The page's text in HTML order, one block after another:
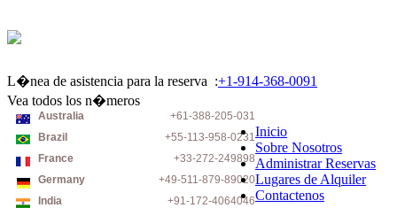
L�nea de asistencia para la reserva :+1-914-368-0091
Vea todos los n�meros
Australia
+61-388-205-031
Brazil
+55-113-958-0231
France
+33-272-249898
Germany
+49-511-879-89020
India
+91-172-4064046
Inicio
Sobre Nosotros
Administrar Reservas
Lugares de Alquiler
Contactenos